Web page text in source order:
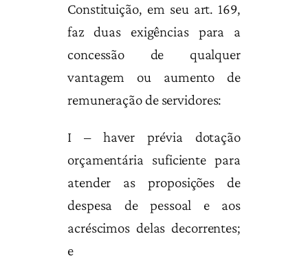
Constituição, em seu art. 169,
faz duas exigências para a
concessão de qualquer
vantagem ou aumento de
remuneração de servidores:
I – haver prévia dotação
orçamentária suficiente para
atender as proposições de
despesa de pessoal e aos
acréscimos delas decorrentes;
e